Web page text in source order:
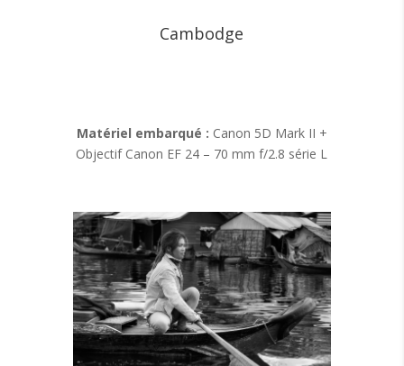
Cambodge
Matériel embarqué : Canon 5D Mark II +
Objectif Canon EF 24 – 70 mm f/2.8 série L